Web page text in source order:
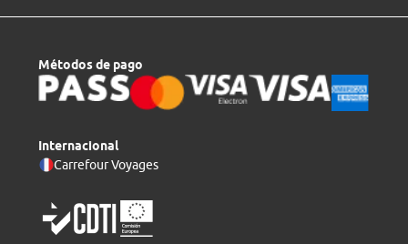
Métodos de pago
Internacional
Carrefour Voyages